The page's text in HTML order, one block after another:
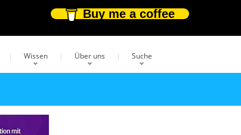
Buy me a coffee
Wissen Über uns Suche